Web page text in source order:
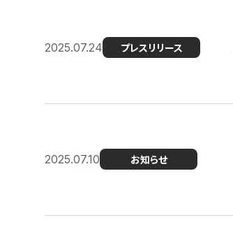
2025.07.24 プレスリリース
2025.07.10 お知らせ